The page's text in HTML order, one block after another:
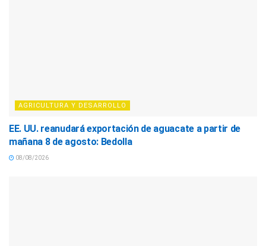
AGRICULTURA Y DESARROLLO
EE. UU. reanudará exportación de aguacate a partir de
mañana 8 de agosto: Bedolla
08/08/2026